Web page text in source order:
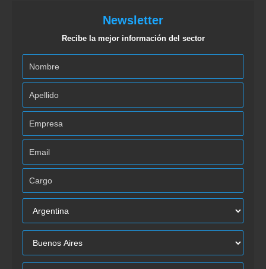
Newsletter
Recibe la mejor información del sector